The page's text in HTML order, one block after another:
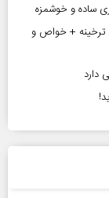
ساده و خوشمزه
ترخینه + خواص و
دارد